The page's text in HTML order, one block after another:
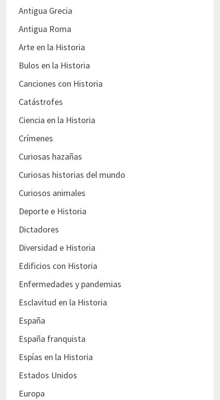
Antigua Grecia
Antigua Roma
Arte en la Historia
Bulos en la Historia
Canciones con Historia
Catástrofes
Ciencia en la Historia
Crímenes
Curiosas hazañas
Curiosas historias del mundo
Curiosos animales
Deporte e Historia
Dictadores
Diversidad e Historia
Edificios con Historia
Enfermedades y pandemias
Esclavitud en la Historia
España
España franquista
Espías en la Historia
Estados Unidos
Europa